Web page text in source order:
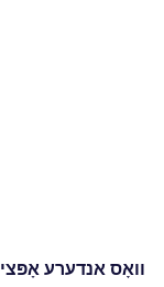
וואָס אנדערע